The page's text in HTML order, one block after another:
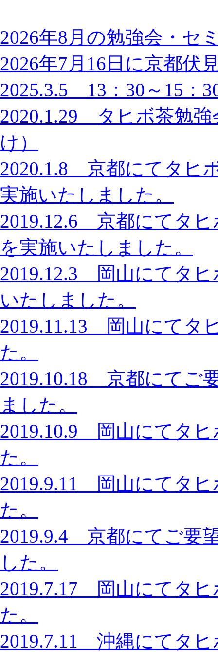
2026年8月の勉強会・セ
2026年7月16日に京都伏
2025.3.5 13：30～15：
2020.1.29 タヒボ茶勉強
け）
2020.1.8 京都にてタヒ
実施いたしました。
2019.12.6 京都にてタ
を実施いたしました。
2019.12.3 岡山にてタヒ
いたしました。
2019.11.13 岡山にてタ
た。
2019.10.18 京都にてご
ました。
2019.10.9 岡山にてタ
た。
2019.9.11 岡山にてタ
た。
2019.9.4 京都にてご要
した。
2019.7.17 岡山にてタ
た。
2019.7.11 沖縄にてタ